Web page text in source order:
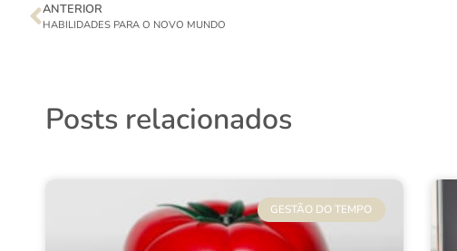
ANTERIOR
HABILIDADES PARA O NOVO MUNDO
Posts relacionados
GESTÃO DO TEMPO